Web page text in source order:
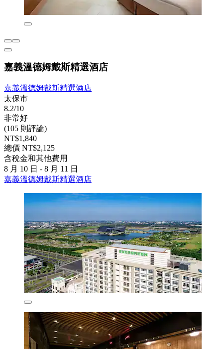
嘉義溫德姆戴斯精選酒店
嘉義溫德姆戴斯精選酒店
太保市
8.2/10
非常好
(105 則評論)
NT$1,840
總價 NT$2,125
含稅金和其他費用
8 月 10 日 - 8 月 11 日
嘉義溫德姆戴斯精選酒店